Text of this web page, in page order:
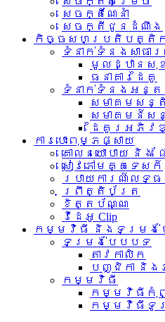
សេចក្តីណែនាំ
សេចក្តីជូនដំណឹង
កិច្ចសហប្រតិបត្តិក
ទំនាក់ទំនង​សាធារ
មូលដ្ឋានសុខ
ធនាគារដៃគូ
ទំនាក់​ទំនង​អន្ត
សមាគមស
សមាគមន៍ស
ដៃគូរអភិវ
ការបោះពុម្ភផ្សាយ
គោលនយោបាយ និង ផ
សៀវភៅមគ្គទេសក៍
របាយការណ៍លទ្
ព្រឹត្តិប័ត្រ
ខិត្តប័ណ្ណ
វីដេអូ Clip
កម្មវិធី និងទម្រង់
ទម្រង់បែបបទ
តាវកាលិក
បញ្ជិកា និងភ
កម្មវិធី
កម្មវិធីកុំ
កម្មវិធីទូ